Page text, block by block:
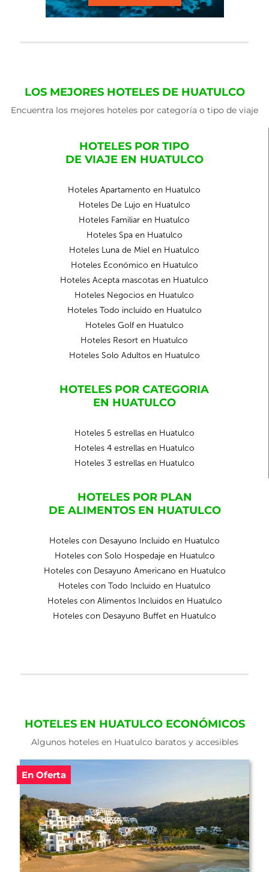
LOS MEJORES HOTELES DE HUATULCO
Encuentra los mejores hoteles por categoría o tipo de viaje
HOTELES POR TIPO
DE VIAJE EN HUATULCO
Hoteles Apartamento en Huatulco
Hoteles De Lujo en Huatulco
Hoteles Familiar en Huatulco
Hoteles Spa en Huatulco
Hoteles Luna de Miel en Huatulco
Hoteles Económico en Huatulco
Hoteles Acepta mascotas en Huatulco
Hoteles Negocios en Huatulco
Hoteles Todo incluido en Huatulco
Hoteles Golf en Huatulco
Hoteles Resort en Huatulco
Hoteles Solo Adultos en Huatulco
HOTELES POR CATEGORIA
EN HUATULCO
Hoteles 5 estrellas en Huatulco
Hoteles 4 estrellas en Huatulco
Hoteles 3 estrellas en Huatulco
HOTELES POR PLAN
DE ALIMENTOS EN HUATULCO
Hoteles con Desayuno Incluido en Huatulco
Hoteles con Solo Hospedaje en Huatulco
Hoteles con Desayuno Americano en Huatulco
Hoteles con Todo Incluido en Huatulco
Hoteles con Alimentos Incluidos en Huatulco
Hoteles con Desayuno Buffet en Huatulco
HOTELES EN HUATULCO ECONÓMICOS
Algunos hoteles en Huatulco baratos y accesibles